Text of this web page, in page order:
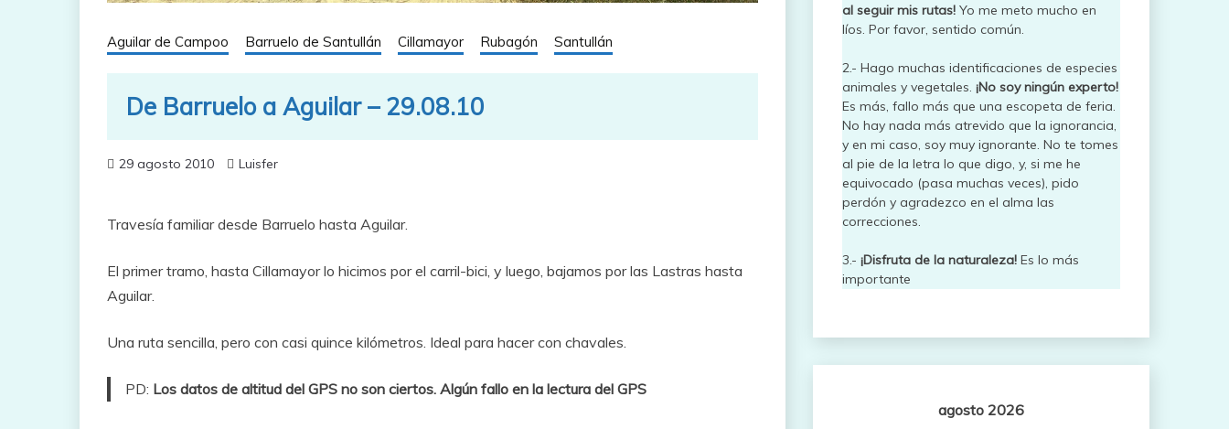
Aguilar de Campoo Barruelo de Santullán Cillamayor Rubagón Santullán
De Barruelo a Aguilar – 29.08.10
29 agosto 2010 Luisfer
Travesía familiar desde Barruelo hasta Aguilar.
El primer tramo, hasta Cillamayor lo hicimos por el carril-bici, y luego, bajamos por las Lastras hasta
Aguilar.
Una ruta sencilla, pero con casi quince kilómetros. Ideal para hacer con chavales.
PD: Los datos de altitud del GPS no son ciertos. Algún fallo en la lectura del GPS
al seguir mis rutas!Yo me meto mucho en
líos. Por favor, sentido común.
2.- Hago muchas identificaciones de especies
animales y vegetales. ¡No soy ningún experto!
Es más, fallo más que una escopeta de feria.
No hay nada más atrevido que la ignorancia,
y en mi caso, soy muy ignorante. No te tomes
al pie de la letra lo que digo, y, si me he
equivocado (pasa muchas veces), pido
perdón y agradezco en el alma las
correcciones.
3.- ¡Disfruta de la naturaleza!Es lo más
importante
agosto 2026